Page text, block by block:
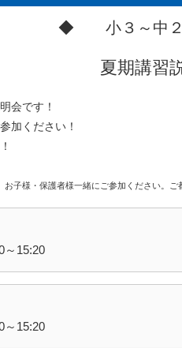
◆ 小３～中
夏期講習
会です！
加ください！
子様・保護者様一緒にご参加ください。ご
15:20
15:20